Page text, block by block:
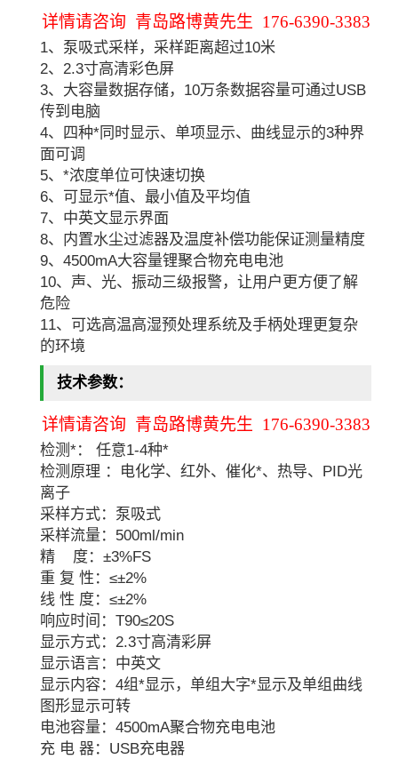
详情请咨询 青岛路博黄先生 176-6390-3383
1、泵吸式采样，采样距离超过10米
2、2.3寸高清彩色屏
3、大容量数据存储，10万条数据容量可通过USB
传到电脑
4、四种*同时显示、单项显示、曲线显示的3种界
面可调
5、*浓度单位可快速切换
6、可显示*值、最小值及平均值
7、中英文显示界面
8、内置水尘过滤器及温度补偿功能保证测量精度
9、4500mA大容量锂聚合物充电电池
10、声、光、振动三级报警，让用户更方便了解
危险
11、可选高温高湿预处理系统及手柄处理更复杂
的环境
技术参数：
详情请咨询 青岛路博黄先生 176-6390-3383
检测*： 任意1-4种*
检测原理 ：电化学、红外、催化*、热导、PID光
离子
采样方式：泵吸式
采样流量：500ml/min
精 度：±3%FS
重 复 性：≤±2%
线 性 度：≤±2%
响应时间：T90≤20S
显示方式：2.3寸高清彩屏
显示语言：中英文
显示内容：4组*显示，单组大字*显示及单组曲线
图形显示可转
电池容量：4500mA聚合物充电电池
充 电 器：USB充电器